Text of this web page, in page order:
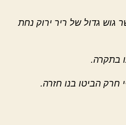
גוש גדול של ריר ירוק נחת
בתקרה.
חרק הביטו בנו חזרה.